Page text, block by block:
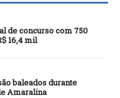
de concurso com 750
16,4 mil
baleados durante
Amaralina